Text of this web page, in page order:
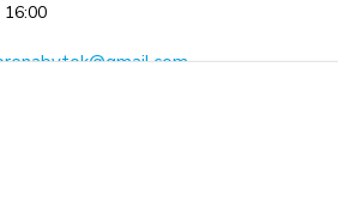
16:00